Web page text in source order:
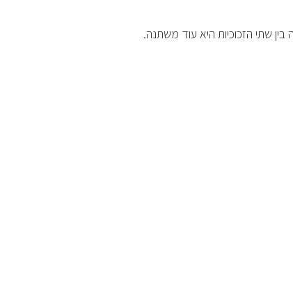
שתי הזכוכיות היא עוד משתנה.